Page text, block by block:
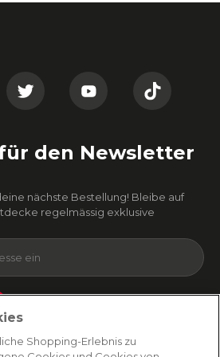
den Newsletter
nächste Bestellung! Bleibe auf
regelmässig exklusive
Newsletter abmelden. Indem du fortfährst, stimmst
Datenschutzbestimmungen zu
Shopping-Erlebnis zu